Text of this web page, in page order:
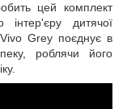
цей комплект
дитячої
Grey поєднує в
роблячи його